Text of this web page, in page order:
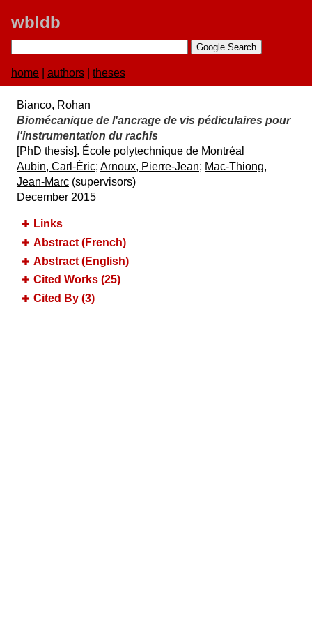
wbldb
home authors theses
Bianco, Rohan
Biomécanique de l'ancrage de vis pédiculaires pour
l'instrumentation du rachis
[PhD thesis]. É​cole polytechnique de Montré​al
Aubin, Carl-Éric; Arnoux, Pierre-Jean; Mac-Thiong,
Jean-Marc (supervisors)
December 2015
Links
Abstract (French)
Abstract (English)
Cited Works (25)
Cited By (3)